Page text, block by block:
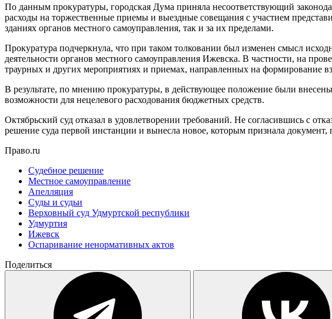
По данным прокуратуры, городская Дума приняла несоответствующий
расходы на торжественные приемы и выездные совещания с участием
зданиях органов местного самоуправления, так и за их пределами.
Прокуратура подчеркнула, что при таком толковании был изменен смысл
деятельности органов местного самоуправления Ижевска. В частности, на
траурных и других мероприятиях и приемах, направленных на формирование
В результате, по мнению прокуратуры, в действующее положение были
возможности для нецелевого расходования бюджетных средств.
Октябрьский суд отказал в удовлетворении требований. Не согласившись с
решение суда первой инстанции и вынесла новое, которым признала
Право.ru
Судебное решение
Местное самоуправление
Апелляция
Суды и судьи
Верховный суд Удмуртской республики
Удмуртия
Ижевск
Оспаривание ненормативных актов
Поделиться